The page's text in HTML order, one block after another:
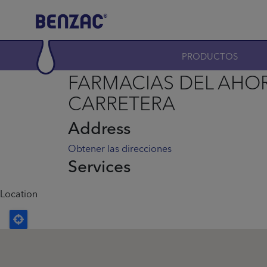
Main navigation PRODUCTOS
FARMACIAS DEL
CARRETERA
Address
Obtener las direcciones
Services
Location